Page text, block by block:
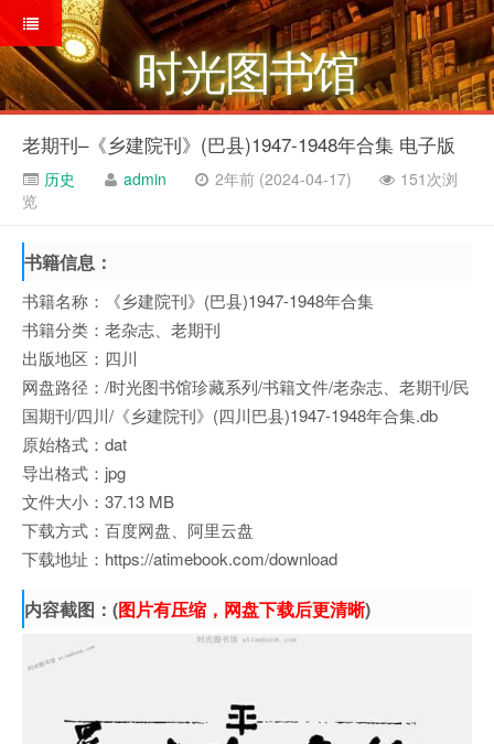
时光图书馆
老期刊–《乡建院刊》(巴县)1947-1948年合集 电子版
历史 admin 2年前 (2024-04-17)
151次浏
览
书籍信息：
书籍名称：《乡建院刊》(巴县)1947-1948年合集
书籍分类：老杂志、老期刊
出版地区：四川
网盘路径：/时光图书馆珍藏系列/书籍文件/老杂志、老期刊/民
国期刊/四川/《乡建院刊》(四川巴县)1947-1948年合集.db
原始格式：dat
导出格式：jpg
文件大小：37.13 MB
下载方式：百度网盘、阿里云盘
下载地址：https://atimebook.com/download
内容截图：(图片有压缩，网盘下载后更清晰)